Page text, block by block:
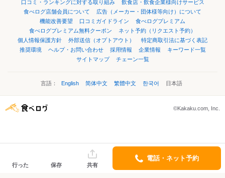
口コミ・ランキングに対する取り組み
飲食店・飲食企業様向けサービス
食べログ店舗会員について
広告（メーカー・団体様等向け）について
機能改善要望
口コミガイドライン
食べログプレミアム
食べログプレミアム無料クーポン
ネット予約（リクエスト予約）
個人情報保護方針
外部送信（オプトアウト）
特定商取引法に基づく表記
推奨環境
ヘルプ・お問い合わせ 採用情報 企業情報
キーワード一覧
サイトマップ
チェーン一覧
言語： English 简体中文 繁體中文 한국어 日本語
©Kakaku.com, Inc.
行った 保存 共有
電話・ネット予約